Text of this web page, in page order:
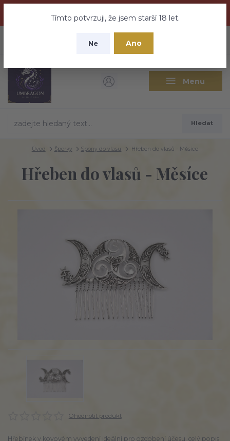
nebuďte vyděšeni zde najdete vše a ještě mnohem víc
Tímto potvrzuji, že jsem starší 18 let.
Ne Ano
Menu
CZK
Hledat
Úvod Šperky Spony do vlasu Hřeben do vlasů - Měsíce
Hřeben do vlasů - Měsíce
Ohodnotit produkt
Hřebínek v kovovém vyvedení ideální pro ozdobení účesu. celý popis